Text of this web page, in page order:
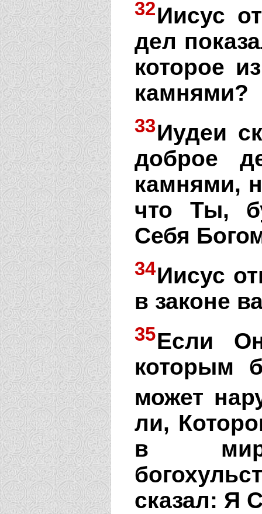
32Иисус
дел
которое
камнями?
33Иудеи
доброе
камнями,
что Ты,
Себя
34Иисус
в законе
35Если
которым
может
ли,
в
сказал: Я